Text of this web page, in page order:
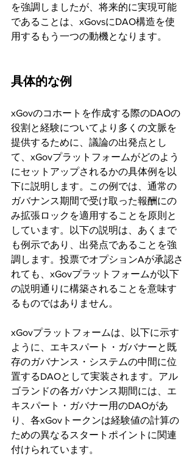
を強調しましたが、将来的に実現可能
であることは、xGovsにDAO構造を使
用するもう一つの動機となります。
具体的な例
xGovのコホートを作成する際のDAOの
役割と経験についてより多くの文脈を
提供するために、議論の出発点とし
て、xGovプラットフォームがどのよう
にセットアップされるかの具体例を以
下に説明します。この例では、通常の
ガバナンス期間で受け取った報酬にの
み拡張ロックを適用することを原則と
しています。以下の説明は、あくまで
も例示であり、出発点であることを強
調します。投票でオプションAが承認さ
れても、xGovプラットフォームが以下
の説明通りに構築されることを意味す
るものではありません。
xGovプラットフォームは、以下に示す
ように、エキスパート・ガバナーと既
存のガバナンス・システムの中間に位
置するDAOとして実装されます。アル
ゴランドの各ガバナンス期間には、エ
キスパート・ガバナー用のDAOがあ
り、各xGovトークンは経験値の計算の
ための異なるスタートポイントに関連
付けられています。